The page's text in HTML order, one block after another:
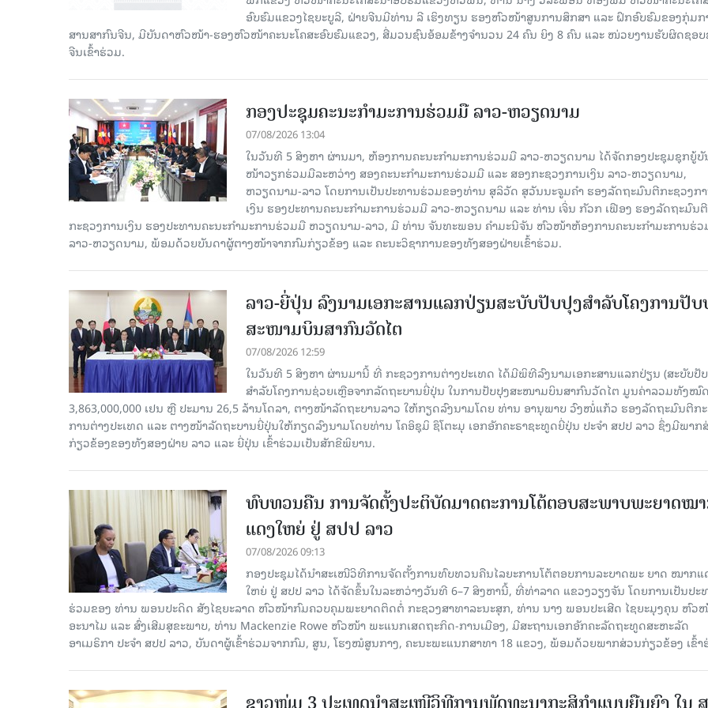
ອົບຮົມແຂວງໄຊຍະບູລີ, ຝ່າຍຈີນມີທ່ານ ລີ ເຮິງທຽນ ຮອງຫົວໜ້າສູນການສຶກສາ ແລະ ຝຶກອົບຮົມຂອງກຸ່ມ
ສານສາກົນຈີນ, ມີບັນດາຫົວໜ້າ-ຮອງຫົວໜ້າຄະນະໂຄສະອົບຮົມແຂວງ, ສື່ມວນຊົນອ້ອມຂ້າງຈຳນວນ 24 ຄົນ ຍິງ 8 ຄົນ ແລະ ໜ່ວຍງານຮັບຜິດຊອບ
ຈີນເຂົ້າຮ່ວມ.
ກອງປະຊຸມຄະນະກຳມະການຮ່ວມມື ລາວ-ຫວຽດນາມ
07/08/2026 13:04
ໃນວັນທີ 5 ສິງຫາ ຜ່ານມາ, ຫ້ອງການຄະນະກຳມະການຮ່ວມມື ລາວ-ຫວຽດນາມ ໄດ້ຈັດກອງປະຊຸມຊຸກຍູ້ບັ
ໜ້າວຽກຮ່ວມມືລະຫວ່າງ ສອງຄະນະກຳມະການຮ່ວມມື ແລະ ສອງກະຊວງການເງິນ ລາວ-ຫວຽດນາມ,
ຫວຽດນາມ-ລາວ ໂດຍການເປັນປະທານຮ່ວມຂອງທ່ານ ສຸລິວັດ ສຸວັນນະຈູມຄໍາ ຮອງລັດຖະມົນຕີກະຊວງກ
ເງິນ ຮອງປະທານຄະນະກຳມະການຮ່ວມມື ລາວ-ຫວຽດນາມ ແລະ ທ່ານ ເຈິ່ນ ກັວກ ເຟືອງ ຮອງລັດຖະມົນຕີ
ກະຊວງການເງິນ ຮອງປະທານຄະນະກຳມະການຮ່ວມມື ຫວຽດນາມ-ລາວ, ມີ ທ່ານ ຈັນທະພອນ ຄໍາມະນີຈັນ ຫົວໜ້າຫ້ອງການຄະນະກຳມະການຮ່
ລາວ-ຫວຽດນາມ, ພ້ອມດ້ວຍບັນດາຜູ້ຕາງໜ້າຈາກກົມກ່ຽວຂ້ອງ ແລະ ຄະນະວິຊາການຂອງທັງສອງຝ່າຍເຂົ້າຮ່ວມ.
ລາວ-ຍີ່ປຸ່ນ ລົງນາມເອກະສານແລກປ່ຽນສະບັບປັບປຸງສໍາລັບໂຄງການປັ
ສະໜາມບິນສາກົນວັດໄຕ
07/08/2026 12:59
ໃນວັນທີ 5 ສິງຫາ ຜ່ານມານີ້ ທີ່ ກະຊວງການຕ່າງປະເທດ ໄດ້ມີພິທີລົງນາມເອກະສານແລກປ່ຽນ (ສະບັບປັ
ສໍາລັບໂຄງການຊ່ວຍເຫຼືອຈາກລັດຖະບານຍີ່ປຸ່ນ ໃນການປັບປຸງສະໜາມບິນສາກົນວັດໄຕ ມູນຄ່າລວມທັງໝົດ
3,863,000,000 ເຢນ ຫຼື ປະມານ 26,5 ລ້ານໂດລາ, ຕາງໜ້າລັດຖະບານລາວ ໃຫ້ກຽດລົງນາມໂດຍ ທ່ານ ອານຸພາບ ວົງໜໍ່ແກ້ວ ຮອງລັດຖະມົນຕີກ
ການຕ່າງປະເທດ ແລະ ຕາງໜ້າລັດຖະບານຍີ່ປຸ່ນໃຫ້ກຽດລົງນາມໂດຍທ່ານ ໂຄອິຊຸມິ ຊຶໂຕະມຸ ເອກອັກຄະຣາຊະທູດຍີ່ປຸ່ນ ປະຈໍາ ສປປ ລາວ ຊຶ່ງມີພາກ
ກ່ຽວຂ້ອງຂອງທັງສອງຝ່າຍ ລາວ ແລະ ຍີ່ປຸ່ນ ເຂົ້າຮ່ວມເປັນສັກຂີພິຍານ.
ທົບທວນຄືນ ການຈັດຕັ້ງປະຕິບັດມາດຕະການໂຕ້ຕອບສະພາບພະຍາດໝ
ແດງໃຫຍ່ ຢູ່ ສປປ ລາວ
07/08/2026 09:13
ກອງປະຊຸມໄດ້ນຳສະເໜີວິທີການຈັດຕັ້ງການທົບທວນຄືນໄລຍະການໂຕ້ຕອບການລະບາດພະ ຍາດ ໝາກແ
ໃຫຍ່ ຢູ່ ສປປ ລາວ ໄດ້ຈັດຂຶ້ນໃນລະຫວ່າງວັນທີ 6–7 ສິງຫານີ້, ທີ່ທ່າລາດ ແຂວງວຽງຈັນ ໂດຍການເປັນປະ
ຮ່ວມຂອງ ທ່ານ ພອນປະດິດ ສັງໄຊຍະລາດ ຫົວໜ້າກົມຄວບຄຸມພະຍາດຕິດຕໍ່ ກະຊວງສາທາລະນະສຸກ, ທ່ານ ນາງ ພອນປະເສີດ ໄຊຍະມຸງຄຸນ ຫົວ
ອະນາໄມ ແລະ ສົ່ງເສີມສຸຂະພາບ, ທ່ານ Mackenzie Rowe ຫົວໜ້າ ພະແນກເສດຖະກິດ-ການເມືອງ, ມີສະຖານເອກອັກຄະລັດຖະທູດສະຫະລັດ
ອາເມຣິກາ ປະຈຳ ສປປ ລາວ, ບັນດາຜູ້ເຂົ້າຮ່ວມຈາກກົມ, ສູນ, ໂຮງໝໍສູນກາງ, ຄະນະພະແນກສາທາ 18 ແຂວງ, ພ້ອມດ້ວຍພາກສ່ວນກ່ຽວຂ້ອງ ເຂົ້າ